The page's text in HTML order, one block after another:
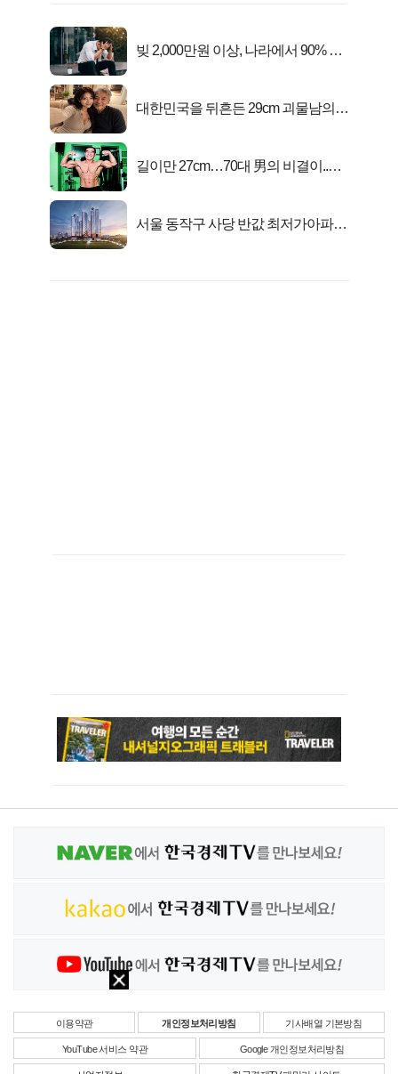
빚 2,000만원 이상, 나라에서 90% 갚
대한민국을 뒤흔든 29cm 괴물남의
길이만 27cm…70대 男의 비결이..충
서울 동작구 사당 반값 최저가아파트
이용약관 개인정보처리방침 기사배열 기본방침
YouTube 서비스 약관 Google 개인정보처리방침